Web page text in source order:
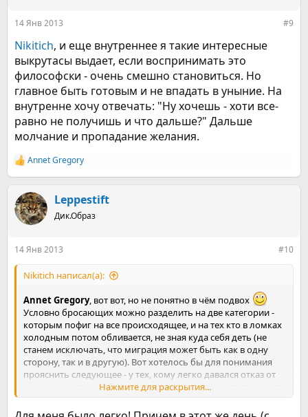
14 Янв 2013 #9
Nikitich, и еще внутреннее я такие интересные
выкрутасы выдает, если воспринимать это
философски - очень смешно становиться. Но
главное быть готовым и не впадать в уныние. На
внутренне хочу отвечать: "Ну хочешь - хоти все-
равно не получишь и что дальше?" Дальше
молчание и пропадание желания.
Р
е
к
ц
и
Annet Gregory
Leppestift
Дик.Образ
14 Янв 2013 #10
Nikitich написал(а):
Annet Gregory, вот вот, но не понятно в чём подвох
Условно бросающих можно разделить на две категории -
которым пофиг на все происходящее, и на тех кто в ломках
холодным потом обливается, не зная куда себя деть (не
станем исключать, что миграция может быть как в одну
сторону, так и в другую). Вот хотелось бы для понимания
прояснить следующее - у тех, кому легко давался отказ от
курения, доступны были сигареты и возможность покурить
или нет?
У меня сейчас дома куча сигарет, лежат повсюду, но курить
Нажмите для раскрытия...